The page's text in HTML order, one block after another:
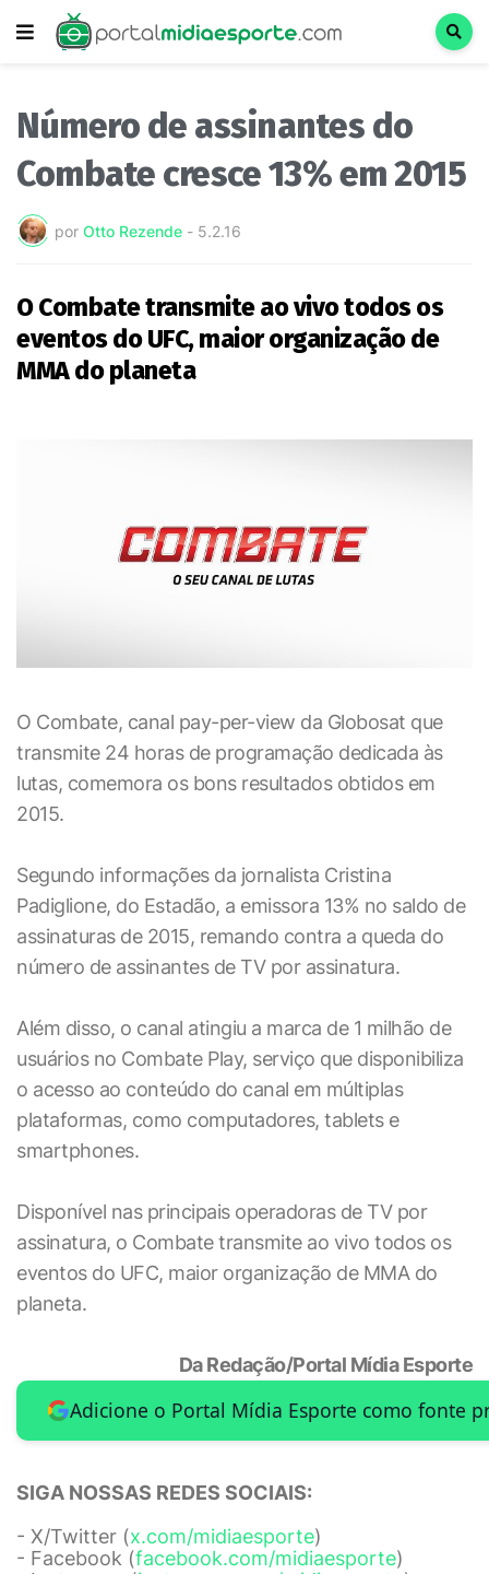
Número de assinantes do
Combate cresce 13% em 2015
por Otto Rezende - 5.2.16
O Combate transmite ao vivo todos os
eventos do UFC, maior organização de
MMA do planeta
O Combate, canal pay-per-view da Globosat que
transmite 24 horas de programação dedicada às
lutas, comemora os bons resultados obtidos em
2015.
Segundo informações da jornalista Cristina
Padiglione, do Estadão, a emissora 13% no saldo de
assinaturas de 2015, remando contra a queda do
número de assinantes de TV por assinatura.
Além disso, o canal atingiu a marca de 1 milhão de
usuários no Combate Play, serviço que disponibiliza
o acesso ao conteúdo do canal em múltiplas
plataformas, como computadores, tablets e
smartphones.
Disponível nas principais operadoras de TV por
assinatura, o Combate transmite ao vivo todos os
eventos do UFC, maior organização de MMA do
planeta.
Da Redação/Portal Mídia Esporte
Adicione o Portal Mídia Esporte como fonte
SIGA NOSSAS REDES SOCIAIS:
- X/Twitter (x.com/midiaesporte)
- Facebook (facebook.com/midiaesporte)